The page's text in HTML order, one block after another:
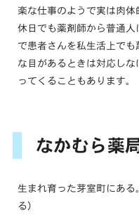
楽な仕事のようで実は肉体
休日でも薬剤師から普通
で患者さんを私生活上で
な目があるときは対応し
ってくることもあります。
なかむら薬
生まれ育った芽室町にあ
る）